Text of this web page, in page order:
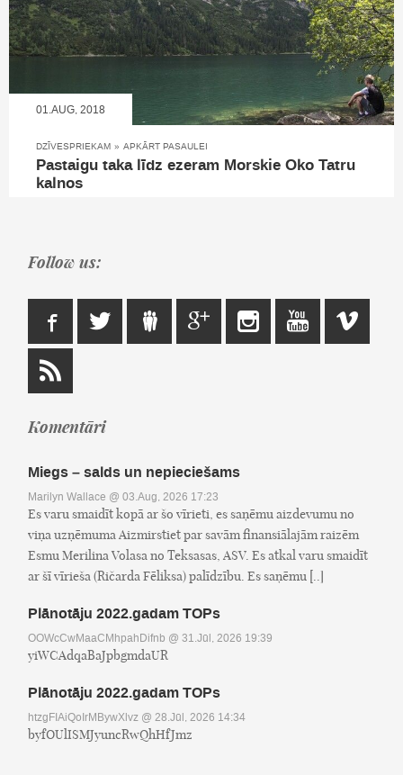
01.AUG, 2018
DZĪVESPRIEKAM » APKĀRT PASAULEI
Pastaigu taka līdz ezeram Morskie Oko Tatru
kalnos
Follow us:
Komentāri
Miegs – salds un nepieciešams
Marilyn Wallace @ 03.Aug, 2026 17:23
Es varu smaidīt kopā ar šo vīrieti, es saņēmu aizdevumu no
viņa uzņēmuma Aizmirstiet par savām finansiālajām raizēm
Esmu Merilina Volasa no Teksasas, ASV. Es atkal varu smaidīt
ar šī vīrieša (Ričarda Fēliksa) palīdzību. Es saņēmu [..]
Plānotāju 2022.gadam TOPs
OOWcCwMaaCMhpahDifnb @ 31.Jūl, 2026 19:39
yiWCAdqaBaJpbgmdaUR
Plānotāju 2022.gadam TOPs
htzgFIAiQoIrMBywXlvz @ 28.Jūl, 2026 14:34
byfOUlISMJyuncRwQhHfJmz